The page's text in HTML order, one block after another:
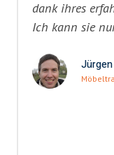
dank ihres
Ich kann sie